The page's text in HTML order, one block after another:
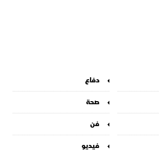
دفاع
صحة
فن
فيديو